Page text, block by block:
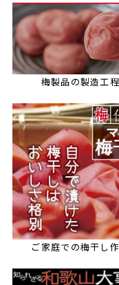
梅製品の製造工程
ご家庭での梅干し